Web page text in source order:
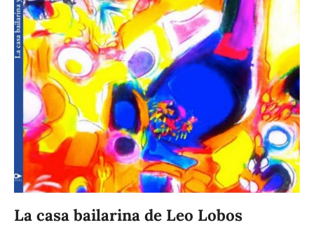
La casa bailarina de Leo Lobos